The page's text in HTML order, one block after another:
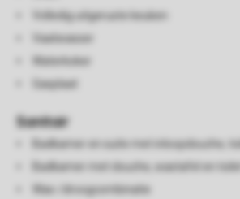
Volledig uitgeruste keuken
Vaatwasser
Waterkoker
Gasplaat
Sanitair
Badkamer en suite met inloopdouche,
Badkamer met douche, wastafel en toilet
Was-/droogcombinatie